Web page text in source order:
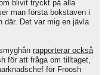
blivit tryckt på alla
man första bokstaven i
där. Det var mig en jävla
rapporterar också
för att fråga om tilltaget,
för Froosh